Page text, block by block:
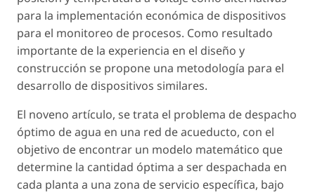
para la implementación económica de dispositivos
para el monitoreo de procesos. Como resultado
importante de la experiencia en el diseño y
construcción se propone una metodología para el
desarrollo de dispositivos similares.
El noveno artículo, se trata el problema de despacho
óptimo de agua en una red de acueducto, con el
objetivo de encontrar un modelo matemático que
determine la cantidad óptima a ser despachada en
cada planta a una zona de servicio específica, bajo